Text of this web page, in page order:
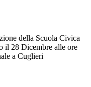
della Scuola Civica
il 28 Dicembre alle ore
a Cuglieri